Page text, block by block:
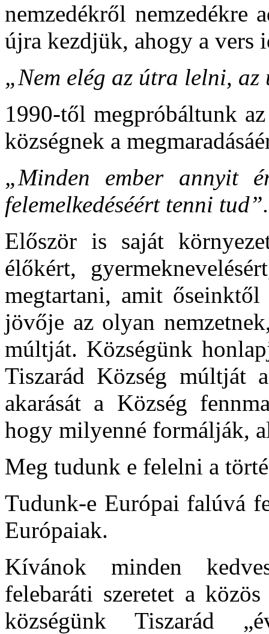
nemzedékről
újra kezdjük, ahogy a vers
„Nem elég az útra lelni,
1990-től megpróbáltunk
községnek a
„Minden ember annyit
felemelkedéséért tenni tud”.
Először is saját
élőkért,
megtartani, amit
jövője az olyan
múltját. Községünk
Tiszarád Község múltját
akarását a Község
hogy milyenné formálják,
Meg tudunk e felelni a
Tudunk-e Európai falúvá
Európaiak.
Kívánok minden
felebaráti szeretet a
községünk Tiszarád